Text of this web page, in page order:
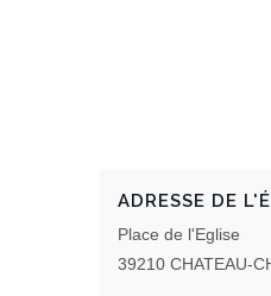
ADRESSE DE
Place de l'Eglise
39210 CHATEAU-